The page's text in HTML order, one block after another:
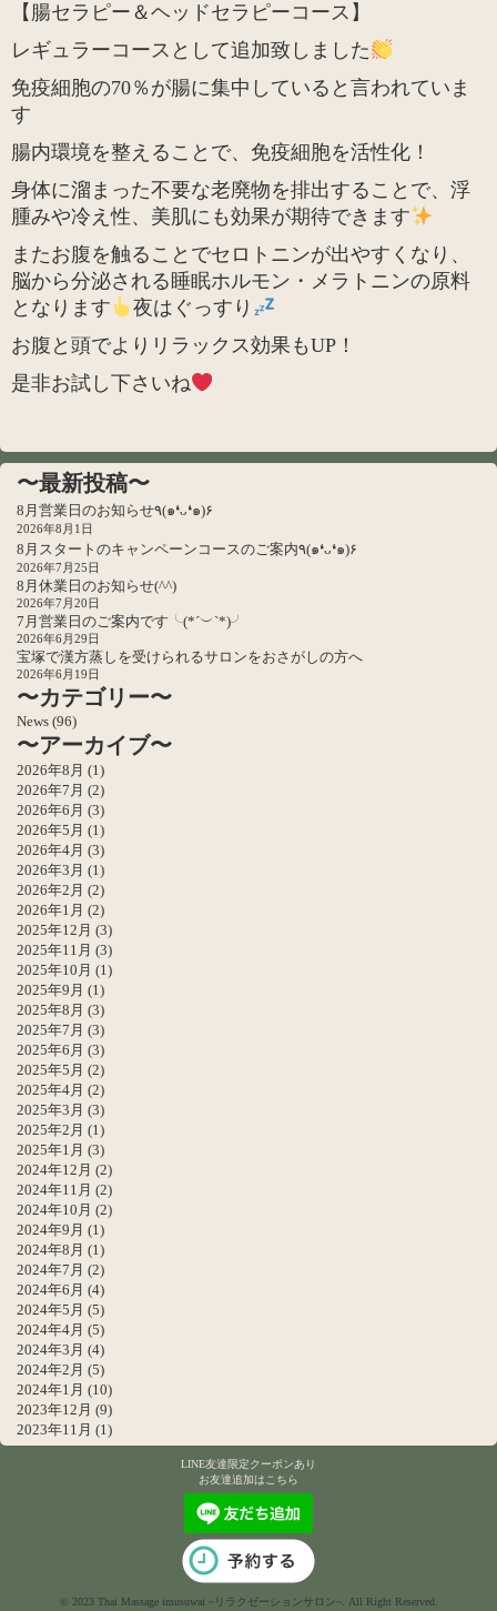
【腸セラピー＆ヘッドセラピーコース】
レギュラーコースとして追加致しました
免疫細胞の70％が腸に集中していると言われていま
す
腸内環境を整えることで、免疫細胞を活性化！
身体に溜まった不要な老廃物を排出することで、浮
腫みや冷え性、美肌にも効果が期待できます
またお腹を触ることでセロトニンが出やすくなり、
脳から分泌される睡眠ホルモン・メラトニンの原料
となります
夜はぐっすり
お腹と頭でよりリラックス効果もUP！
是非お試し下さいね
〜最新投稿〜
8月営業日のお知らせ٩(๑❛ᴗ❛๑)۶
2026年8月1日
8月スタートのキャンペーンコースのご案内٩(๑❛ᴗ❛๑)۶
2026年7月25日
8月休業日のお知らせ(^^)
2026年7月20日
7月営業日のご案内です╰(*´︶`*)╯
2026年6月29日
宝塚で漢方蒸しを受けられるサロンをおさがしの方へ
2026年6月19日
〜カテゴリー〜
News (96)
〜アーカイブ〜
2026年8月 (1)
2026年7月 (2)
2026年6月 (3)
2026年5月 (1)
2026年4月 (3)
2026年3月 (1)
2026年2月 (2)
2026年1月 (2)
2025年12月 (3)
2025年11月 (3)
2025年10月 (1)
2025年9月 (1)
2025年8月 (3)
2025年7月 (3)
2025年6月 (3)
2025年5月 (2)
2025年4月 (2)
2025年3月 (3)
2025年2月 (1)
2025年1月 (3)
2024年12月 (2)
2024年11月 (2)
2024年10月 (2)
2024年9月 (1)
2024年8月 (1)
2024年7月 (2)
2024年6月 (4)
2024年5月 (5)
2024年4月 (5)
2024年3月 (4)
2024年2月 (5)
2024年1月 (10)
2023年12月 (9)
2023年11月 (1)
LINE友達限定クーポンあり
お友達追加はこちら
© 2023 Thai Massage imusuwai ~リラクゼーションサロン~. All Right Reserved.